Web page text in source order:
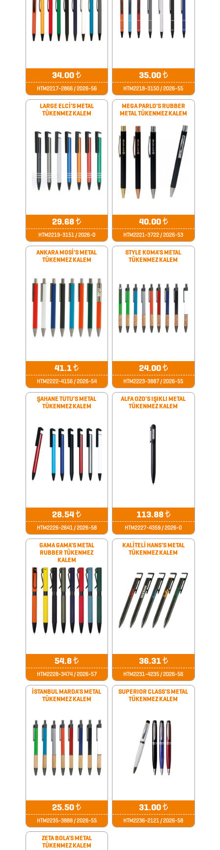
KABLOSUZ
KULAKLIK
KUTULARI
KALEM
SETLERİ
KALEMLER
KALEMLİKLER
KARTVİZİTLİKLER
KİBRİTLER
BLOKNOTLAR
MAGNETLER
MAGSAFE
KARTLIK
METRELER
ORGANİZERLER
PLAKET
MATARA
ÜRÜNLER
ROZETLER
ÇEŞİTLERİ
CİHAZLARI
KABLOLARI
SEKRETERLİK
ŞEMSİYE
34.00₺
HTM2217-2866 / 2026-56
35.00₺
HTM2218-3150 / 2026-55
LARGE ELCİ'S METAL
TÜKENMEZ KALEM
29.68₺
HTM2219-3151 / 2026-0
MEGA PARLO'S RUBBER
METAL TÜKENMEZ KALEM
40.00₺
HTM2221-3722 / 2026-53
ANKARA MOSİ'S METAL
TÜKENMEZ KALEM
41.1₺
HTM2222-4156 / 2026-54
STYLE KOMA'S METAL
TÜKENMEZ KALEM
24.00₺
HTM2223-3887 / 2026-55
ŞAHANE TUTU'S METAL
TÜKENMEZ KALEM
28.54₺
HTM2226-2641 / 2026-58
ALFA OZO'S IŞIKLI METAL
TÜKENMEZ KALEM
113.88₺
HTM2227-4359 / 2026-0
GAMA GAMA'S METAL
RUBBER TÜKENMEZ
KALEM
54.8₺
HTM2228-3474 / 2026-57
KALİTELİ HANS'S METAL
TÜKENMEZ KALEM
36.31₺
HTM2231-4235 / 2026-56
İSTANBUL MARDA'S METAL
TÜKENMEZ KALEM
25.50₺
HTM2235-3888 / 2026-55
SUPERIOR CLASS'S METAL
TÜKENMEZ KALEM
31.00₺
HTM2236-2121 / 2026-58
ZETA BOLA'S METAL
TÜKENMEZ KALEM